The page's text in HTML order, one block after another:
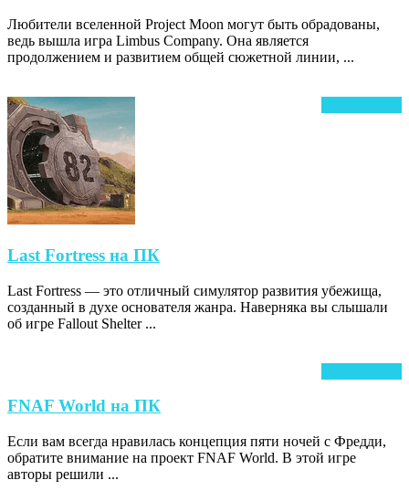
на
ПК
Любители вселенной Project Moon могут быть обрадованы,
ведь вышла игра Limbus Company. Она является
продолжением и развитием общей сюжетной линии, ...
Last Fortress на ПКLast
на
ПК
Last Fortress — это отличный симулятор развития убежища,
созданный в духе основателя жанра. Наверняка вы слышали
об игре Fallout Shelter ...
FNAF World на ПКFNAF
на
ПК
Если вам всегда нравилась концепция пяти ночей с Фредди,
обратите внимание на проект FNAF World. В этой игре
авторы решили ...